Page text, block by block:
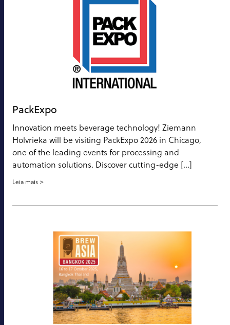
PackExpo
Innovation meets beverage technology! Ziemann
Holvrieka will be visiting PackExpo 2026 in Chicago,
one of the leading events for processing and
automation solutions. Discover cutting-edge […]
Leia mais